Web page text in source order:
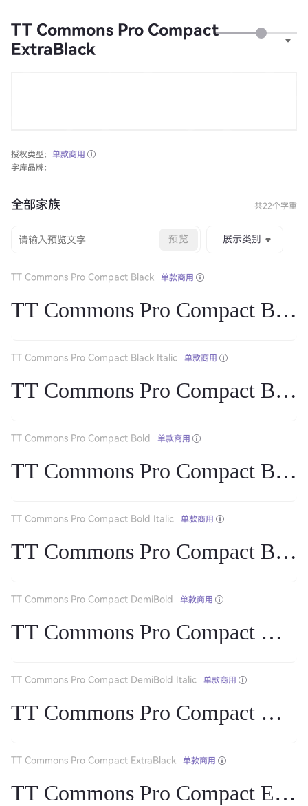
TT Commons Pro Compact
ExtraBlack
授权类型： 单款商用
字库品牌：
全部家族 共22个字重
预览 展示类别
TT Commons Pro Compact Black 单款商用
TT Commons Pro Compact
TT Commons Pro Compact Black Italic 单款商用
TT Commons Pro Compact
TT Commons Pro Compact Bold 单款商用
TT Commons Pro Compact Bold
TT Commons Pro Compact Bold Italic 单款商用
TT Commons Pro Compact
TT Commons Pro Compact DemiBold 单款商用
TT Commons Pro Compact
TT Commons Pro Compact DemiBold Italic 单款商用
TT Commons Pro Compact
TT Commons Pro Compact ExtraBlack 单款商用
TT Commons Pro Compact